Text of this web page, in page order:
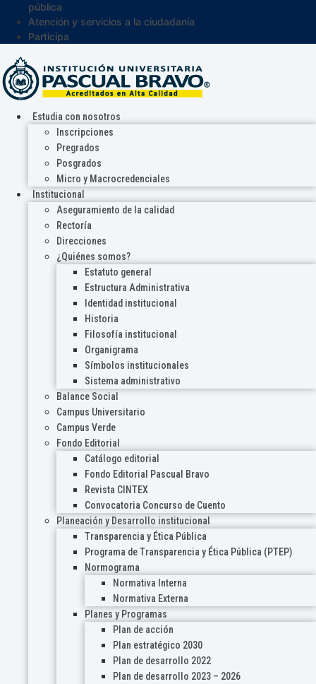
pública
Atención y servicios a la ciudadanía
Participa
Estudia con nosotros
Inscripciones
Pregrados
Posgrados
Micro y Macrocredenciales
Institucional
Aseguramiento de la calidad
Rectoría
Direcciones
¿Quiénes somos?
Estatuto general
Estructura Administrativa
Identidad institucional
Historia
Filosofía institucional
Organigrama
Símbolos institucionales
Sistema administrativo
Balance Social
Campus Universitario
Campus Verde
Fondo Editorial
Catálogo editorial
Fondo Editorial Pascual Bravo
Revista CINTEX
Convocatoria Concurso de Cuento
Planeación y Desarrollo institucional
Transparencia y Ética Pública
Programa de Transparencia y Ética Pública (PTEP)
Normograma
Normativa Interna
Normativa Externa
Planes y Programas
Plan de acción
Plan estratégico 2030
Plan de desarrollo 2022
Plan de desarrollo 2023 – 2026